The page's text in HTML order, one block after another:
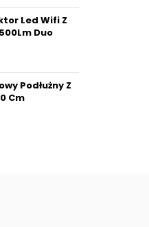
Led Wifi Z
Duo
Podłużny Z
Cm